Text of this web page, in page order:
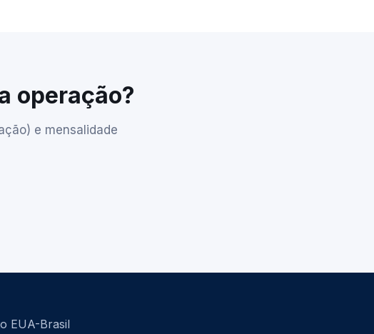
operação?
e mensalidade
EUA-Brasil